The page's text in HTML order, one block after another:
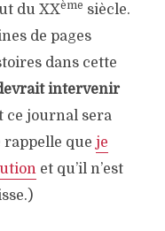
du XXème siècle.
de pages
dans cette
intervenir
ce journal sera
rappelle que je
et qu’il n’est